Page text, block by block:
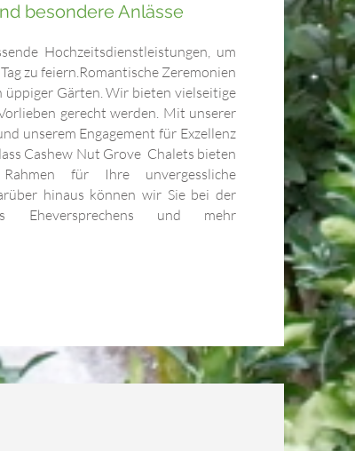
besondere Anlässe
Hochzeitsdienstleistungen, um
zu feiern.Romantische Zeremonien
üppiger Gärten. Wir bieten vielseitige
gerecht werden. Mit unserer
unserem Engagement für Exzellenz
Cashew Nut Grove Chalets bieten
für Ihre unvergessliche
hinaus können wir Sie bei der
Eheversprechens und mehr